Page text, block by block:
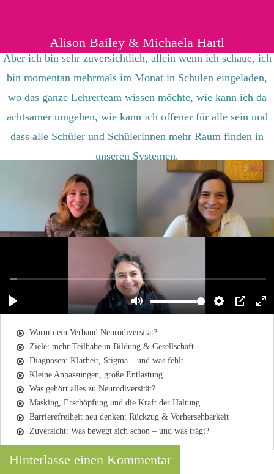
Alison Bailey & Michaela Hartl
Aber ich bin sehr zuversichtlich, allein wenn ich schaue, ich
bin momentan mehrmals im Monat in Schulen eingeladen,
wo das ganze Lehrerteam wissen möchte, wie kann ich da
achtsamer umgehen, wie kann ich offener für alle sein und
dass alle Schüler und Schülerinnen mehr Raum finden in
unseren Systemen.
Warum ein Verband Neurodiversität?
Ziele: mehr Teilhabe in Bildung & Gesellschaft
Diagnosen: Klarheit, Stigma – und was fehlt
Kleine Anpassungen, große Entlastung
Was gehört alles zu Neurodiversität?
Masking, Erschöpfung und die Kraft der Haltung
Barrierefreiheit neu denken: Rückzug & Vorhersehbarkeit
Zuversicht: Was bewegt sich schon – und was trägt?
Hinterlasse einen Kommentar